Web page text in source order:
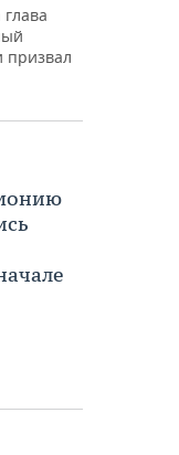
призвал